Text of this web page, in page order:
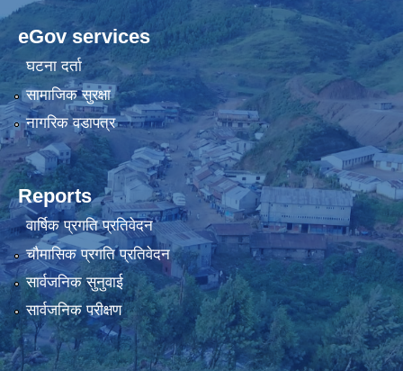
eGov services
घटना दर्ता
सामाजिक सुरक्षा
नागरिक वडापत्र
Reports
वार्षिक प्रगति प्रतिवेदन
चौमासिक प्रगति प्रतिवेदन
सार्वजनिक सुनुवाई
सार्वजनिक परीक्षण